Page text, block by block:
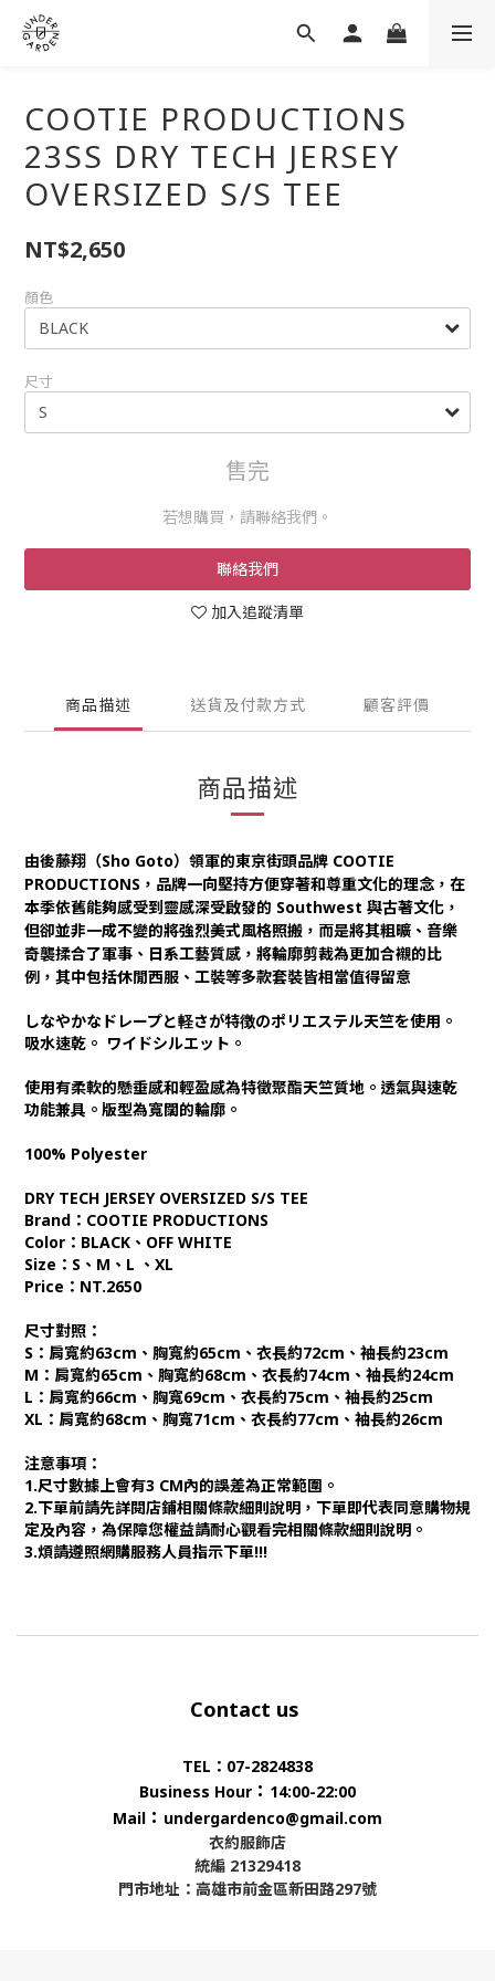
COOTIE PRODUCTIONS
23SS DRY TECH JERSEY
OVERSIZED S/S TEE
NT$2,650
顏色
尺寸
售完
若想購買，請聯絡我們。
聯絡我們
加入追蹤清單
商品描述 送貨及付款方式 顧客評價
商品描述
由後藤翔（Sho Goto）領軍的東京街頭品牌 COOTIE
PRODUCTIONS，品牌一向堅持方便穿著和尊重文化的理念，在
本季依舊能夠感受到靈感深受啟發的 Southwest 與古著文化，
但卻並非一成不變的將強烈美式風格照搬，而是將其粗曠、音樂
奇襲揉合了軍事、日系工藝質感，將輪廓剪裁為更加合襯的比
例，其中包括休閒西服、工裝等多款套裝皆相當值得留意
しなやかなドレープと軽さが特徴のポリエステル天竺を使用。
吸水速乾。 ワイドシルエット。
使用有柔軟的懸垂感和輕盈感為特徵聚酯天竺質地。透氣與速乾
功能兼具。版型為寬闊的輪廓。
100% Polyester
DRY TECH JERSEY OVERSIZED S/S TEE
Brand：COOTIE PRODUCTIONS
Color：BLACK、OFF WHITE
Size：S、M、L 、XL
Price：NT.2650
尺寸對照：
S：肩寬約63cm、胸寬約65cm、衣長約72cm、袖長約23cm
M：肩寬約65cm、胸寬約68cm、衣長約74cm、袖長約24cm
L：肩寬約66cm、胸寬69cm、衣長約75cm、袖長約25cm
XL：肩寬約68cm、胸寬71cm、衣長約77cm、袖長約26cm
注意事項：
1.尺寸數據上會有3 CM內的誤差為正常範圍。
2.下單前請先詳閱店鋪相關條款細則說明，下單即代表同意購物規
定及內容，為保障您權益請耐心觀看完相關條款細則說明。
3.煩請遵照網購服務人員指示下單!!!
Contact us
TEL：07-2824838
Business Hour ： 14:00-22:00
Mail ： undergardenco@gmail.com
衣約服飾店
統編 21329418
門市地址：高雄市前金區新田路297號